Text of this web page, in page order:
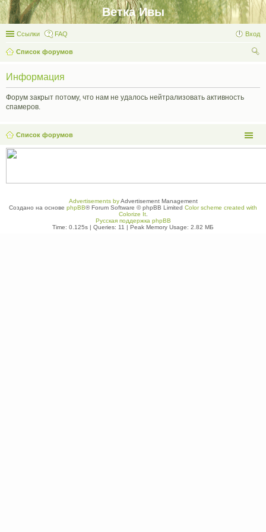
Ветка Ивы
Ссылки FAQ Вход
Список форумов
Информация
Форум закрыт потому, что нам не удалось нейтрализовать активность
спамеров.
Список форумов
Advertisements byAdvertisement Management
Создано на основе phpBB® Forum Software © phpBB Limited Color scheme created with
Colorize It.
Русская поддержка phpBB
Time: 0.125s | Queries: 11 | Peak Memory Usage: 2.82 МБ